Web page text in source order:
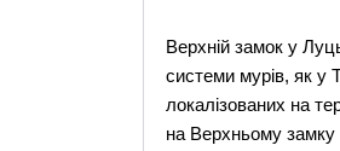
Верхнiй замок у
системи мурів, як у
локалізованих на
на Bерхньому замку